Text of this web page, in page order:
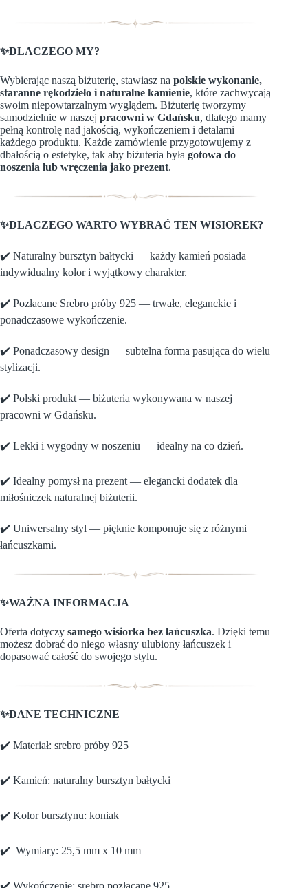
✨DLACZEGO MY?
Wybierając naszą biżuterię, stawiasz na polskie wykonanie,
staranne rękodzieło i naturalne kamienie, które zachwycają
swoim niepowtarzalnym wyglądem. Biżuterię tworzymy
samodzielnie w naszej pracowni w Gdańsku, dlatego mamy
pełną kontrolę nad jakością, wykończeniem i detalami
każdego produktu. Każde zamówienie przygotowujemy z
dbałością o estetykę, tak aby biżuteria była gotowa do
noszenia lub wręczenia jako prezent.
✨DLACZEGO WARTO WYBRAĆ TEN WISIOREK?
✔️ Naturalny bursztyn bałtycki — każdy kamień posiada
indywidualny kolor i wyjątkowy charakter.
✔️ Pozłacane Srebro próby 925 — trwałe, eleganckie i
ponadczasowe wykończenie.
✔️ Ponadczasowy design — subtelna forma pasująca do wielu
stylizacji.
✔️ Polski produkt — biżuteria wykonywana w naszej
pracowni w Gdańsku.
✔️ Lekki i wygodny w noszeniu — idealny na co dzień.
✔️ Idealny pomysł na prezent — elegancki dodatek dla
miłośniczek naturalnej biżuterii.
✔️ Uniwersalny styl — pięknie komponuje się z różnymi
łańcuszkami.
✨WAŻNA INFORMACJA
Oferta dotyczy samego wisiorka bez łańcuszka. Dzięki temu
możesz dobrać do niego własny ulubiony łańcuszek i
dopasować całość do swojego stylu.
✨DANE TECHNICZNE
✔️ Materiał: srebro próby 925
✔️ Kamień: naturalny bursztyn bałtycki
✔️ Kolor bursztynu: koniak
✔️ Wymiary: 25,5 mm x 10 mm
✔️ Wykończenie: srebro pozłacane 925